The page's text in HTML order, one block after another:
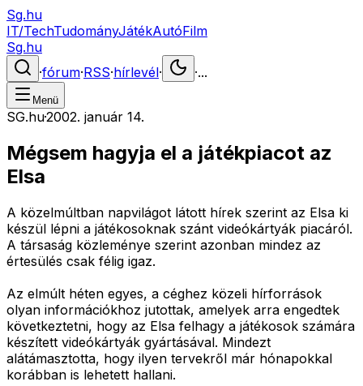
Sg.hu
IT/TechTudományJátékAutóFilm
Sg.hu
·fórum·RSS·hírlevél· ·...
Menü
SG.hu·2002. január 14.
Mégsem hagyja el a játékpiacot az
Elsa
A közelmúltban napvilágot látott hírek szerint az Elsa ki
készül lépni a játékosoknak szánt videókártyák piacáról.
A társaság közleménye szerint azonban mindez az
értesülés csak félig igaz.
Az elmúlt héten egyes, a céghez közeli hírforrások
olyan információkhoz jutottak, amelyek arra engedtek
következtetni, hogy az Elsa felhagy a játékosok számára
készített videókártyák gyártásával. Mindezt
alátámasztotta, hogy ilyen tervekről már hónapokkal
korábban is lehetett hallani.